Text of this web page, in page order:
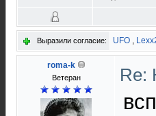
Выразили согласие: UFO ,
roma-k
Ветеран Re: